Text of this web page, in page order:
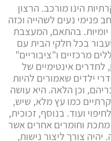
הינו מורכב. הרצון
פנימי נעים לשהייה וכזה
יומיות. בהתאם, המעצבת
בכל חלקי הבית עם
מרכזיים ו"ציבוריים"
לחדרים אינטימיים של
ילדים שאמורים להיות
וכן הלאה. היא עושה
כמו עץ מלא, שיש,
ועוד. בנוסף, זכוכית,
מתכת וחומרים אחרים אשר
צורך ליצור נישות,